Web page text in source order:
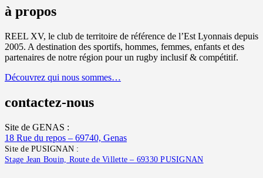
à propos
REEL XV, le club de territoire de référence de l’Est Lyonnais depuis
2005. A destination des sportifs, hommes, femmes, enfants et des
partenaires de notre région pour un rugby inclusif & compétitif.
Découvrez qui nous sommes…
contactez-nous
Site de GENAS :
18 Rue du repos – 69740, Genas
Site de PUSIGNAN :
Stage Jean Bouin, Route de Villette – 69330 PUSIGNAN